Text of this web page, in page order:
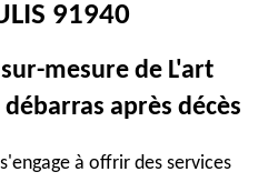
91940
mesure de L'art
après décès
à offrir des services